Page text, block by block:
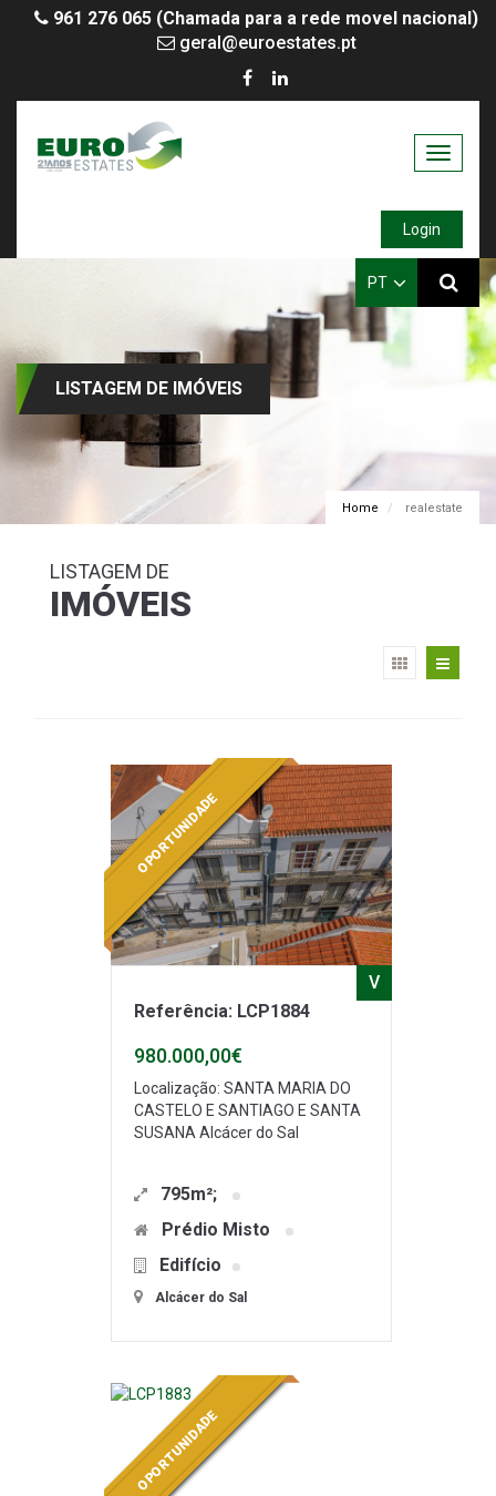
961 276 065 (Chamada para a rede movel nacional)
geral@euroestates.pt
Toggle
Login
PT
Home realestate
LISTAGEM DE IMÓVEIS
LISTAGEM DE
IMÓVEIS
OPORTUNIDADE
V
Referência: LCP1884
980.000,00€
Localização: SANTA MARIA DO
CASTELO E SANTIAGO E SANTA
SUSANA Alcácer do Sal
795m²;
Prédio Misto
Edifício
Alcácer do Sal
OPORTUNIDADE